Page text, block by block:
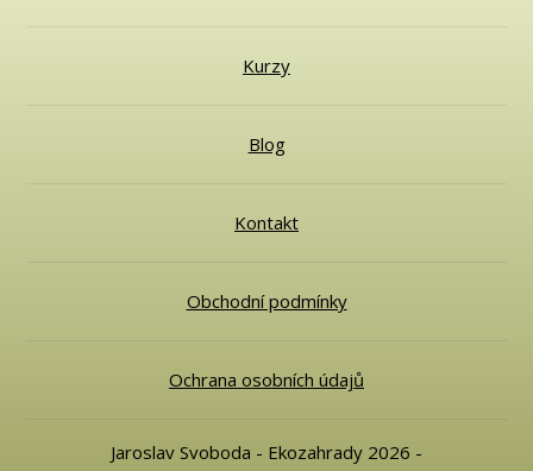
Kurzy
Blog
Kontakt
Obchodní podmínky
Ochrana osobních údajů
Jaroslav Svoboda - Ekozahrady 2026 -